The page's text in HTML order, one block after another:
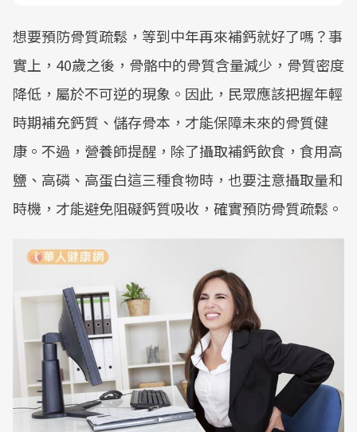
想要預防骨質疏鬆，等到中年再來補鈣就好了嗎？事
實上，40歲之後，骨骼中的骨質含量減少，骨質密度
降低，屬於不可逆的現象。因此，民眾應該把握年輕
時期補充鈣質、儲存骨本，才能保障未來的骨質健
康。不過，營養師提醒，除了攝取補鈣飲食，食用高
鹽、高磷、高蛋白這三種食物時，也要注意攝取量和
時機，才能避免阻礙鈣質吸收，確實預防骨質疏鬆。